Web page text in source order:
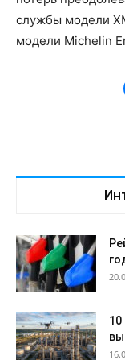
службы модели
модели Michelin